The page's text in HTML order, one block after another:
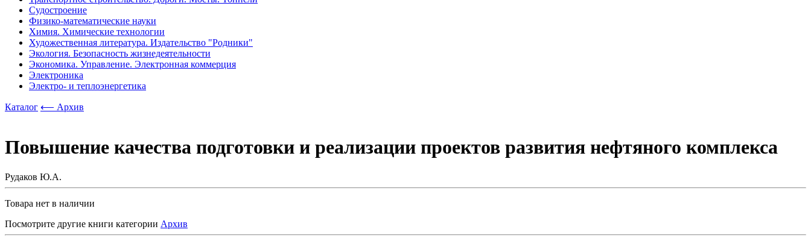
Судостроение
Физико-математические науки
Химия. Химические технологии
Художественная литература. Издательство "Родники"
Экология. Безопасность жизнедеятельности
Экономика. Управление. Электронная коммерция
Электроника
Электро- и теплоэнергетика
Каталог ⟵ Архив
Повышение качества подготовки и реализации проектов развития нефтяного комплекса
Рудаков Ю.А.
Товара нет в наличии
Посмотрите другие книги категории Архив